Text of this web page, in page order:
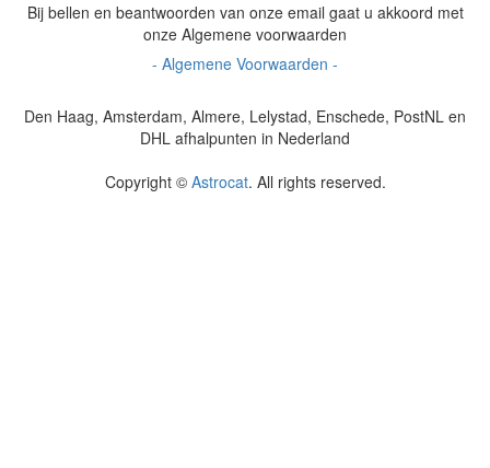
Bij bellen en beantwoorden van onze email gaat u akkoord met
onze Algemene voorwaarden
- Algemene Voorwaarden -
Den Haag, Amsterdam, Almere, Lelystad, Enschede, PostNL en
DHL afhalpunten in Nederland
Copyright © Astrocat. All rights reserved.